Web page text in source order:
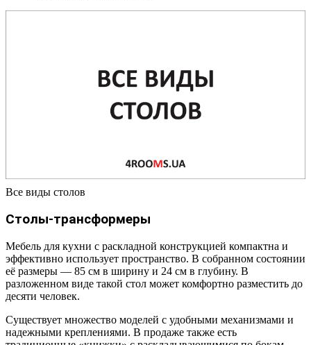
Все виды столов
Столы-трансформеры
Мебель для кухни с раскладной конструкцией компактна и
эффективно использует пространство. В собранном состоянии
её размеры — 85 см в ширину и 24 см в глубину. В
разложенном виде такой стол может комфортно разместить до
десяти человек.
Существует множество моделей с удобными механизмами и
надежными креплениями. В продаже также есть